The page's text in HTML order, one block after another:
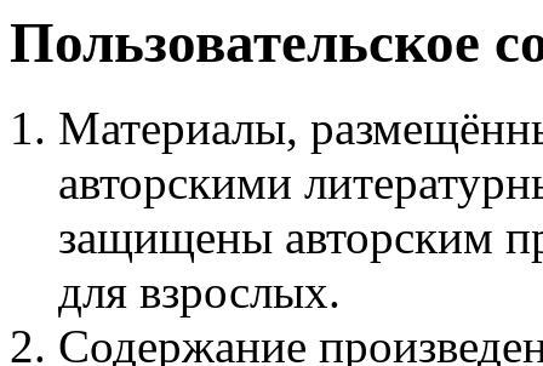
Пользовательское
Материалы,
авторскими
защищены авторским
для взрослых.
Содержание